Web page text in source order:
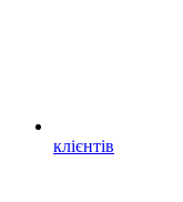
клієнтів